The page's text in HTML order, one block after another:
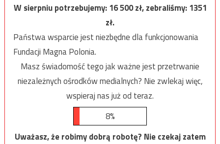
W sierpniu potrzebujemy:16 500zł, zebraliśmy:1351
zł.
Państwa wsparcie jest niezbędne dla funkcjonowania
Fundacji Magna Polonia.
Masz świadomość tego jak ważne jest przetrwanie
niezależnych ośrodków medialnych? Nie zwlekaj więc,
wspieraj nas już od teraz.
8%
Uważasz, że robimy dobrą robotę? Nie czekaj zatem